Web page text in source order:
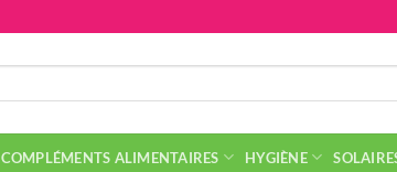
COMPLÉMENTS ALIMENTAIRES HYGIÈNE